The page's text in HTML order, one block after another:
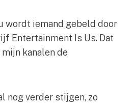
wordt iemand gebeld door
Entertainment Is Us. Dat
kanalen de
nog verder stijgen, zo